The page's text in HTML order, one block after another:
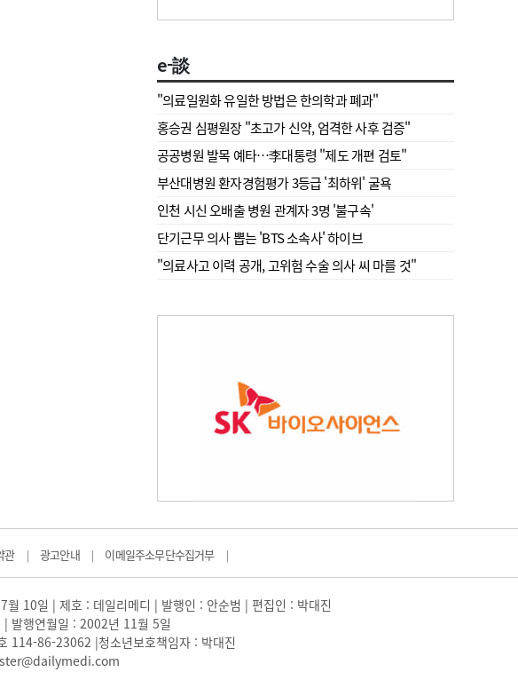
e-談
"의료일원화 유일한 방법은 한의학과 폐과"
홍승권 심평원장 " 초고가 신약, 엄격한 사후 검증"
공공병원 발목 예타…李대통령 "제도 개편 검토"
부산대병원 환자경험평가 3등급 '최하위' 굴욕
인천 시신 오배출 병원 관계자 3명 '불구속'
단기근무 의사 뽑는 'BTS 소속사' 하이브
"의료사고 이력 공개, 고위험 수술 의사 씨 마를 것"
관 | 광고안내 | 이메일주소무단수집거부 |
10일 | 제호 : 데일리메디 | 발행인 : 안순범 | 편집인 : 박대진
발행연월일 : 2002년 11월 5일
114-86-23062 |청소년보호책임자 : 박대진